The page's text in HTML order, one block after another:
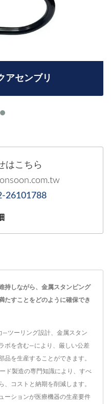
アセンブリ
はこちら
26101788
持しながら、金属スタンピング
たすことをどのように確保でき
—ツーリング設計、金属スタン
ボを含む—により、厳しい公差
品を生産することができます。
ド製造の専門知識により、すべ
、コストと納期を削減します。
ーションが医療機器の生産要件